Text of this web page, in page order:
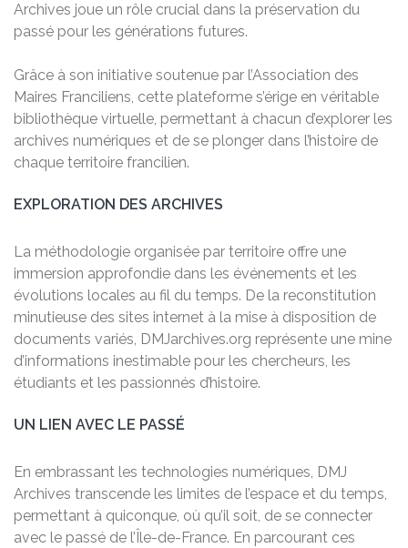
Archives joue un rôle crucial dans la préservation du
passé pour les générations futures.
Grâce à son initiative soutenue par l’Association des
Maires Franciliens, cette plateforme s’érige en véritable
bibliothèque virtuelle, permettant à chacun d’explorer les
archives numériques et de se plonger dans l’histoire de
chaque territoire francilien.
EXPLORATION DES ARCHIVES
La méthodologie organisée par territoire offre une
immersion approfondie dans les événements et les
évolutions locales au fil du temps. De la reconstitution
minutieuse des sites internet à la mise à disposition de
documents variés, DMJarchives.org représente une mine
d’informations inestimable pour les chercheurs, les
étudiants et les passionnés d’histoire.
UN LIEN AVEC LE PASSÉ
En embrassant les technologies numériques, DMJ
Archives transcende les limites de l’espace et du temps,
permettant à quiconque, où qu’il soit, de se connecter
avec le passé de l’Île-de-France. En parcourant ces